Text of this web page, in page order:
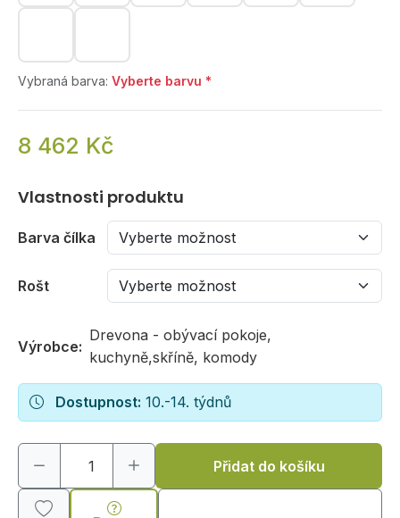
Vybraná barva: Vyberte barvu *
8 462 Kč
Vlastnosti produktu
Barva čílka
Rošt
Výrobce:
Drevona - obývací pokoje,
kuchyně,skříně, komody
Dostupnost: 10.-14. týdnů
Přidat do košíku